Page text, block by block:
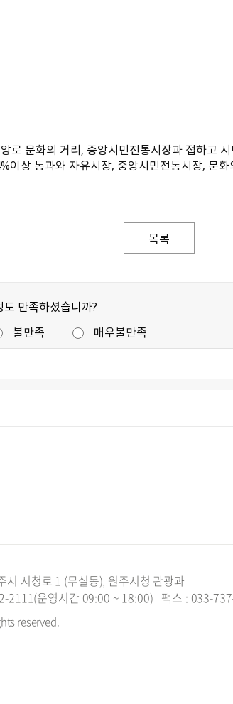
로 문화의 거리, 중앙시민전통시장과 접하고
상 통과와 자유시장, 중앙시민전통시장, 문
목록
만족하셨습니까?
불만족 매우불만족
시청로 1 (무실동), 원주시청 관광과
2111(운영시간 09:00 ~ 18:00) 팩스 : 033-
reserved.